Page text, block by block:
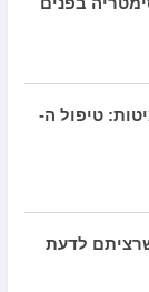
טיפול ה-
לדעת